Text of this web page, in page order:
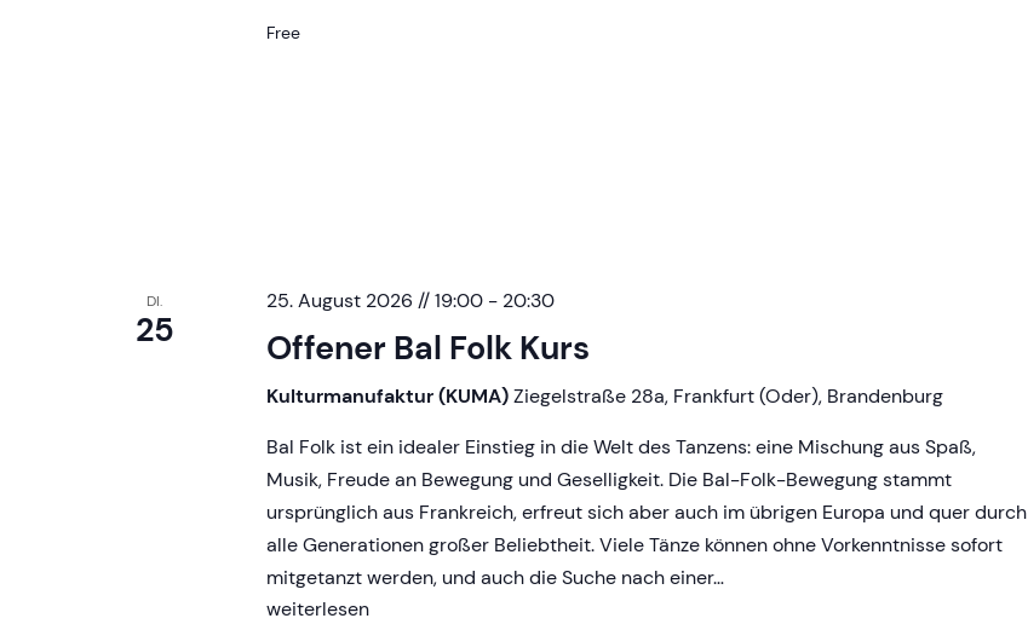
Free
DI.
25
25. August 2026 // 19:00- 20:30
Offener Bal Folk Kurs
Kulturmanufaktur (KUMA)Ziegelstraße 28a, Frankfurt (Oder), Brandenburg
Bal Folk ist ein idealer Einstieg in die Welt des Tanzens: eine Mischung aus Spaß,
Musik, Freude an Bewegung und Geselligkeit. Die Bal-Folk-Bewegung stammt
ursprünglich aus Frankreich, erfreut sich aber auch im übrigen Europa und quer durch
alle Generationen großer Beliebtheit. Viele Tänze können ohne Vorkenntnisse sofort
mitgetanzt werden, und auch die Suche nach einer…
Offener
weiterlesen